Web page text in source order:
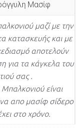
Μασίφ
μαζί με την
κατασκευής και με
αποτελούν
για τα κάγκελα του
σας .
είναι
απο μασίφ σίδερο
στο χρόνο.